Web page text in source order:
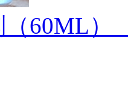
60ML）